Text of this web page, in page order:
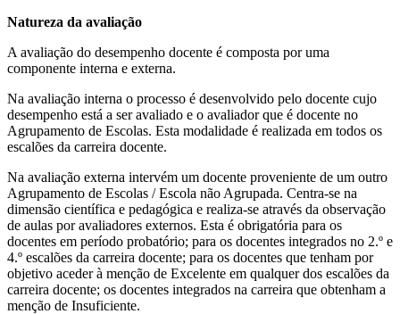
Natureza da avaliação
A avaliação do desempenho docente é composta por uma
componente interna e externa.
Na avaliação interna o processo é desenvolvido pelo docente cujo
desempenho está a ser avaliado e o avaliador que é docente no
Agrupamento de Escolas. Esta modalidade é realizada em todos os
escalões da carreira docente.
Na avaliação externa intervém um docente proveniente de um outro
Agrupamento de Escolas / Escola não Agrupada. Centra-se na
dimensão científica e pedagógica e realiza-se através da observação
de aulas por avaliadores externos. Esta é obrigatória para os
docentes em período probatório; para os docentes integrados no 2.º e
4.º escalões da carreira docente; para os docentes que tenham por
objetivo aceder à menção de Excelente em qualquer dos escalões da
carreira docente; os docentes integrados na carreira que obtenham a
menção de Insuficiente.